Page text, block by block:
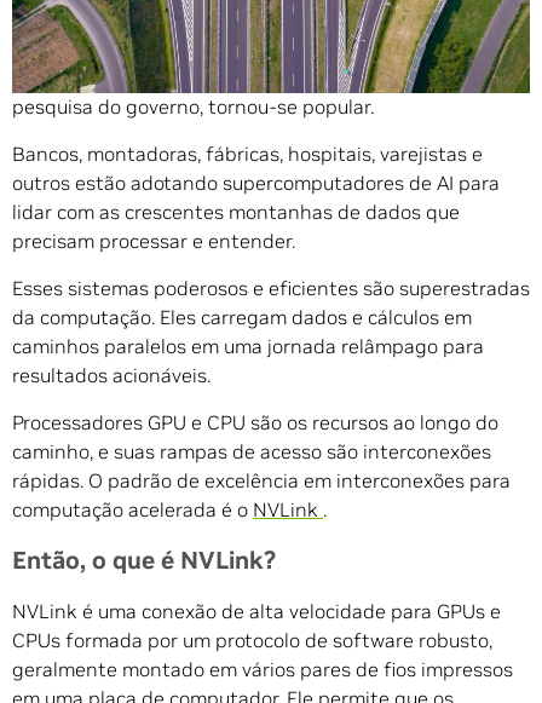
A computação acelerada , uma capacidade antes restrita
a computadores de alto desempenho em laboratórios de
pesquisa do governo, tornou-se popular.
Bancos, montadoras, fábricas, hospitais, varejistas e
outros estão adotando supercomputadores de AI para
lidar com as crescentes montanhas de dados que
precisam processar e entender.
Esses sistemas poderosos e eficientes são superestradas
da computação. Eles carregam dados e cálculos em
caminhos paralelos em uma jornada relâmpago para
resultados acionáveis.
Processadores GPU e CPU são os recursos ao longo do
caminho, e suas rampas de acesso são interconexões
rápidas. O padrão de excelência em interconexões para
computação acelerada é o NVLink .
Então, o que é NVLink?
NVLink é uma conexão de alta velocidade para GPUs e
CPUs formada por um protocolo de software robusto,
geralmente montado em vários pares de fios impressos